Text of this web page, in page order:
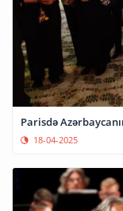
Parisdə
18-04-2025